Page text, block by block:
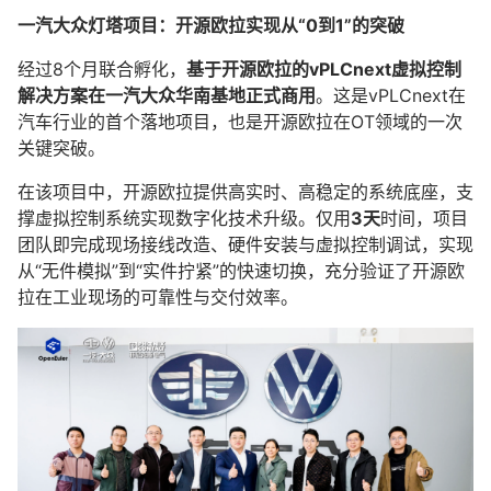
一汽大众灯塔项目：开源欧拉实现从“0到1”的突破
经过8个月联合孵化， 基于开源欧拉的vPLCnext虚拟控制
解决方案在一汽大众华南基地正式商用。这是vPLCnext在
汽车行业的首个落地项目，也是开源欧拉在OT领域的一次
关键突破。
在该项目中，开源欧拉提供高实时、高稳定的系统底座，支
撑虚拟控制系统实现数字化技术升级。仅用3天时间，项目
团队即完成现场接线改造、硬件安装与虚拟控制调试，实现
从“无件模拟”到“实件拧紧”的快速切换，充分验证了开源欧
拉在工业现场的可靠性与交付效率。